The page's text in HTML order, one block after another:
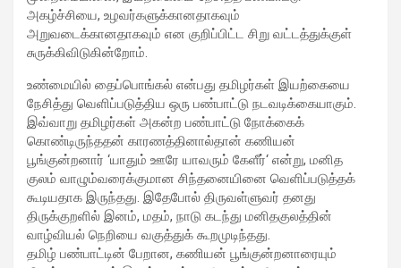
அகழ்ச்சியை, உழவர்களுக்கானதாகவும்
அறுவடைக்கானதாகவும் என குறிப்பிட்ட சிறு வட்டத்துக்குள்
சுருக்கிவிடுகின்றோம்.
உண்மையில் தைப்பொங்கல் என்பது தமிழர்கள் இயற்கையை
நேசித்து வெளிப்படுத்திய ஒரு பண்பாட்டு நடவடிக்கையாகும்.
இவ்வாறு தமிழர்கள் அகன்ற பண்பாட்டு நோக்கைக்
கொண்டிருந்ததன் காரணத்தினால்தான் கணியன்
பூங்குன்றனார் ‘யாதும் ஊரே யாவரும் கேளீர்‘ என்று, மனித
குலம் வாழும்வரைக்குமான சிந்தனையினை வெளிப்படுத்தக்
கூடியதாக இருந்தது. இதேபோல் திருவள்ளுவர் தனது
திருக்குறளில் இனம், மதம், நாடு கடந்து மனிதகுலத்தின்
வாழ்வியல் நெறியை வகுத்துக் கூறமுடிந்தது.
தமிழ் பண்பாட்டின் பேறான, கணியன் பூங்குன்றனாரையும்